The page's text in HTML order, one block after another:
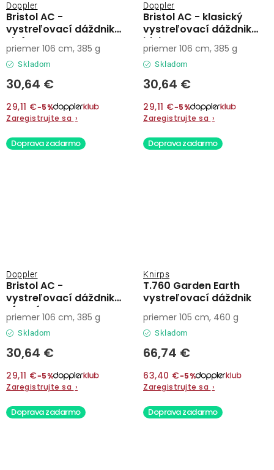
Bristol AC -
vystreľovací dáždnik
sivý
Doppler
Skladom
30,64 €
29,11 €−5%
Zaregistrujte sa ›
priemer 106 cm, 385 g
Bristol AC - klasický
vystreľovací dáždnik
biely
Doppler
Skladom
30,64 €
29,11 €−5%
Zaregistrujte sa ›
priemer 106 cm, 385 g
Doprava zadarmo
Bristol AC -
vystreľovací dáždnik
vínový
Doppler
Skladom
30,64 €
29,11 €−5%
Zaregistrujte sa ›
priemer 106 cm, 385 g
Doprava zadarmo
T.760 Garden Earth
vystreľovací dáždnik
Knirps
Skladom
66,74 €
63,40 €−5%
Zaregistrujte sa ›
priemer 105 cm, 460 g
Doprava zadarmo Doprava zadarmo